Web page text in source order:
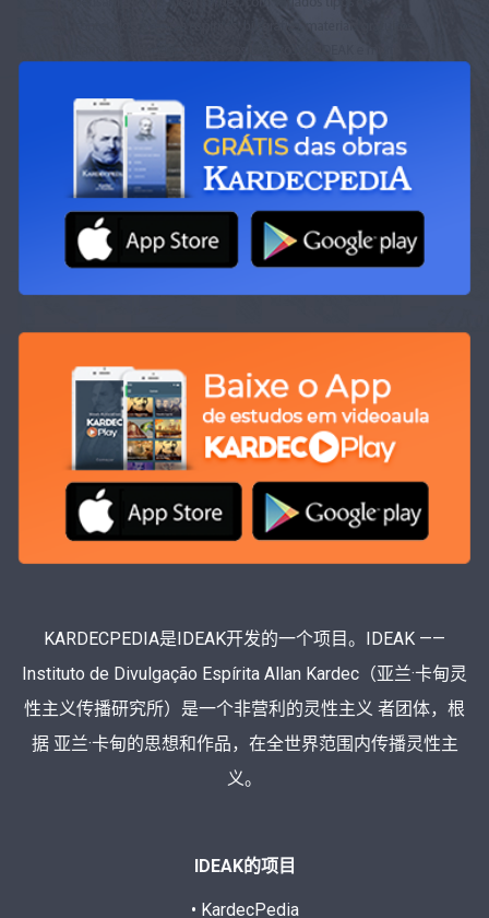
KARDECPEDIA是IDEAK开发的一个项目。IDEAK ——
Instituto de Divulgação Espírita Allan Kardec（亚兰·卡甸灵
性主义传播研究所）是一个非营利的灵性主义 者团体，根
据 亚兰·卡甸的思想和作品，在全世界范围内传播灵性主
义。
IDEAK的项目
• KardecPedia